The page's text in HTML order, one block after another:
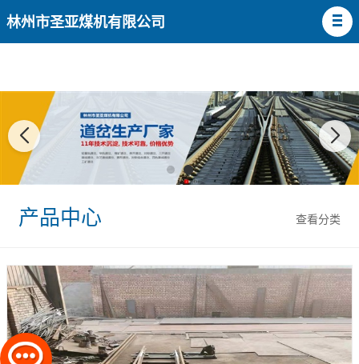
林州市圣亚煤机有限公司
查看分类
产品中心